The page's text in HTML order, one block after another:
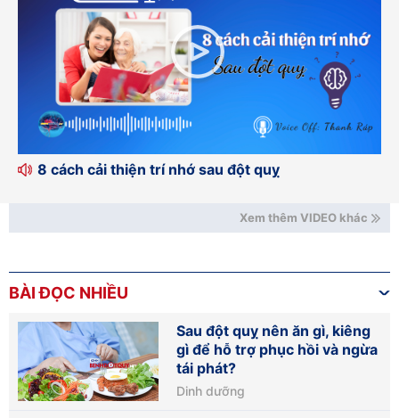
8 cách cải thiện trí nhớ sau đột quỵ
Xem thêm VIDEO khác
BÀI ĐỌC NHIỀU
Sau đột quỵ nên ăn gì, kiêng
gì để hỗ trợ phục hồi và ngừa
tái phát?
Dinh dưỡng